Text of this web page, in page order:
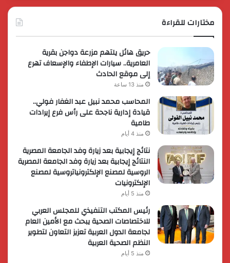
مختارات للقراءة
حريق هائل يلتهم مزرعة دواجن بقرية
العامرية.. سيارات الإطفاء والإسعاف تهرع
إلى موقع الحادث
منذ 13 ساعة
المحاسب محمد نبيل عبد الغفار فولي..
قيادة إدارية ناجحة على رأس فرع إيرادات
طامية
منذ 4 أيام
نتائج إيجابية بعد زيارة وفد الجامعة المصرية
النتائج إيجابية بعد زيارة وفد الجامعة المصرية
الروسية لمصنع الإلكترونياتروسية لمصنع
الإلكترونيات
منذ 5 أيام
رئيس المكتب التنفيذي للمجلس العربي
للاختصاصات الصحية يبحث مع الأمين العام
لجامعة الدول العربية تعزيز التعاون لتطوير
النظم الصحية العربية
منذ 5 أيام